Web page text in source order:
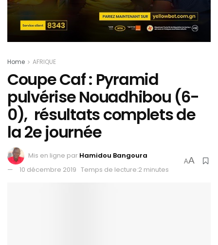
Home AFRIQUE
Coupe Caf : Pyramid
pulvérise Nouadhibou (6-
0), résultats complets de
la 2e journée
Mis en ligne par Hamidou Bangoura
10 décembre 2019 Temps de lecture:2 minutes
AA